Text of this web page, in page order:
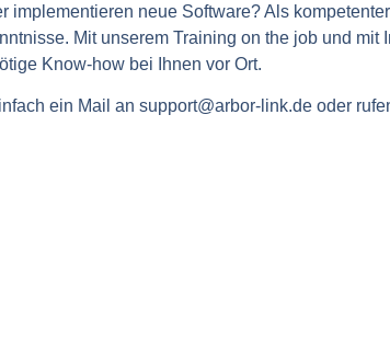
implementieren neue Software? Als
Mit unserem Training on the job und mit
Know-how bei Ihnen vor Ort.
ein Mail an support@arbor-link.de oder